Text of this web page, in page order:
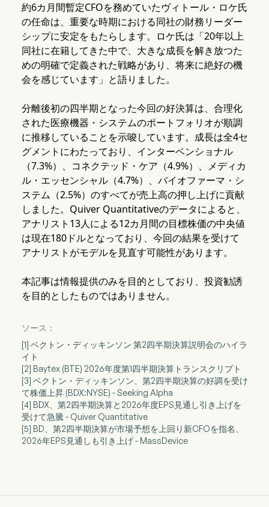
約6カ月間暫定CFOを務めていたヴィトール・ロケ氏
の任命は、重要な時期における同社の財務リーダー
シップに安定をもたらします。ロケ氏は「20年以上
同社に在籍してきた中で、大きな成長を解き放つた
めの明確で定義された戦略があり、将来に絶好の機
会を感じています」と語りました。
分離後初の四半期となった今回の好決算は、合理化
された医療機器・システムのポートフォリオが順調
に推移していることを示唆しています。成長は全4セ
グメントにわたっており、インターベンショナル
（7.3%）、コネクテッド・ケア（4.9%）、メディカ
ル・エッセンシャル（4.7%）、バイオファーマ・シ
ステム（2.5%）のすべてが売上高の押し上げに貢献
しました。Quiver Quantitativeのデータによると、
アナリスト13人による12カ月間の目標株価の中央値
は現在180ドルとなっており、今回の結果を受けて
アナリストがモデルを見直す可能性があります。
本記事は情報提供のみを目的としており、投資勧誘
を目的としたものではありません。
ソース：
[1] ベクトン・ディッキンソン 第2四半期決算説明会のハイラ
イト
[2] Baytex (BTE) 2026年度第1四半期決算トランスクリプト
[3] ベクトン・ディッキンソン、第2四半期決算の好調を受け
て株価上昇 (BDX:NYSE) - Seeking Alpha
[4] BDX、第2四半期決算と2026年度EPS見通し引き上げを
受けて急騰 - Quiver Quantitative
[5] BD、第2四半期決算が市場予想を上回り新CFOを指名、
2026年EPS見通しも引き上げ - MassDevice